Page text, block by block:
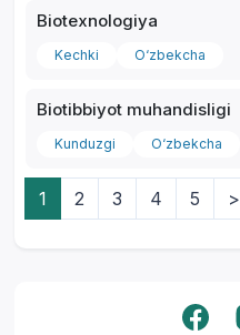
Biotexnologiya
Kechki O‘zbekcha
Biotibbiyot muhandisligi
Kunduzgi O‘zbekcha
1 2 3 4 5 >
Yordam markazi